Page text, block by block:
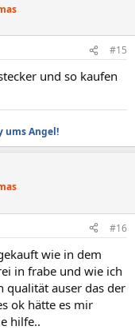
#15
und so kaufen
ums Angel!
#16
wie in dem
in frabe und wie ich
qualität auser das der
ok hätte es mir
hilfe..